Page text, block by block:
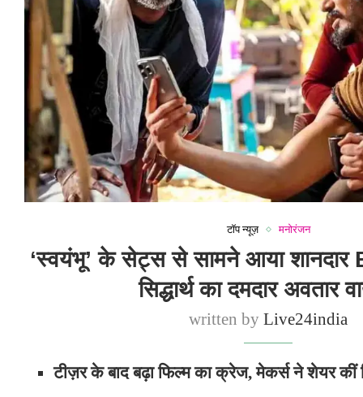
टॉप न्यूज़ मनोरंजन
‘स्वयंभू’ के सेट्स से सामने आया
सिद्धार्थ का दमदार अवतार
written byLive24india
टीज़र के बाद बढ़ा फिल्म का क्रेज, मेकर्स ने शेयर कीं